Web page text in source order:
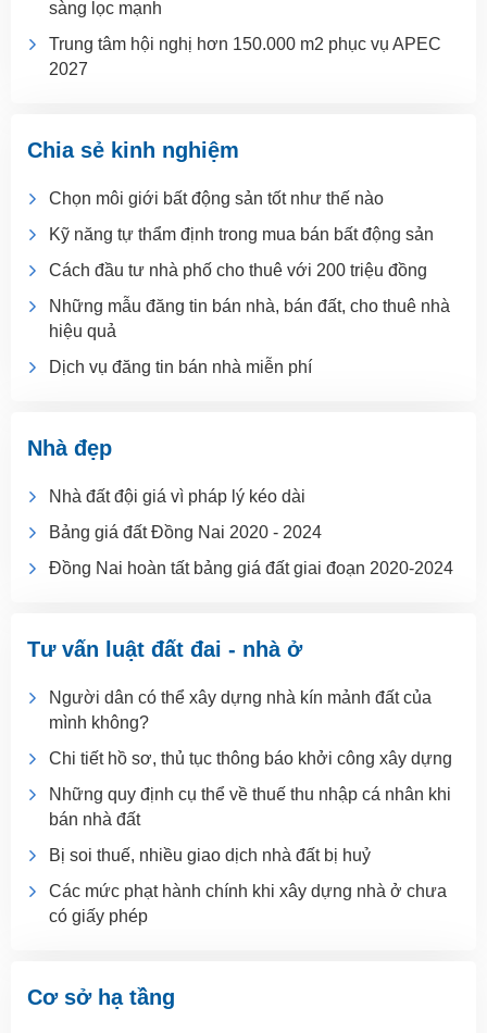
sàng lọc mạnh
Trung tâm hội nghị hơn 150.000 m2 phục vụ APEC
2027
Chia sẻ kinh nghiệm
Chọn môi giới bất động sản tốt như thế nào
Kỹ năng tự thẩm định trong mua bán bất động sản
Cách đầu tư nhà phố cho thuê với 200 triệu đồng
Những mẫu đăng tin bán nhà, bán đất, cho thuê nhà
hiệu quả
Dịch vụ đăng tin bán nhà miễn phí
Nhà đẹp
Nhà đất đội giá vì pháp lý kéo dài
Bảng giá đất Đồng Nai 2020 - 2024
Đồng Nai hoàn tất bảng giá đất giai đoạn 2020-2024
Tư vấn luật đất đai - nhà ở
Người dân có thể xây dựng nhà kín mảnh đất của
mình không?
Chi tiết hồ sơ, thủ tục thông báo khởi công xây dựng
Những quy định cụ thể về thuế thu nhập cá nhân khi
bán nhà đất
Bị soi thuế, nhiều giao dịch nhà đất bị huỷ
Các mức phạt hành chính khi xây dựng nhà ở chưa
có giấy phép
Cơ sở hạ tầng